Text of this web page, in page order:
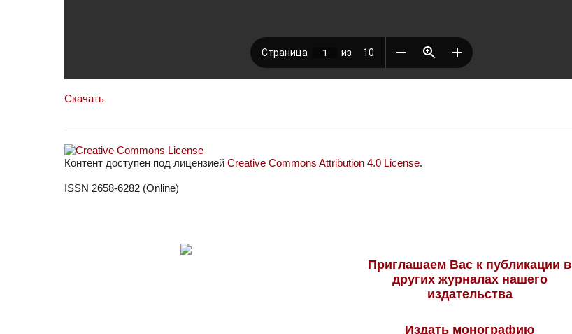
Скачать
Контент доступен под лицензией Creative Commons Attribution 4.0 License.
ISSN 2658-6282 (Online)
Приглашаем Вас к публикации в
других журналах нашего
издательства
Издать монографию